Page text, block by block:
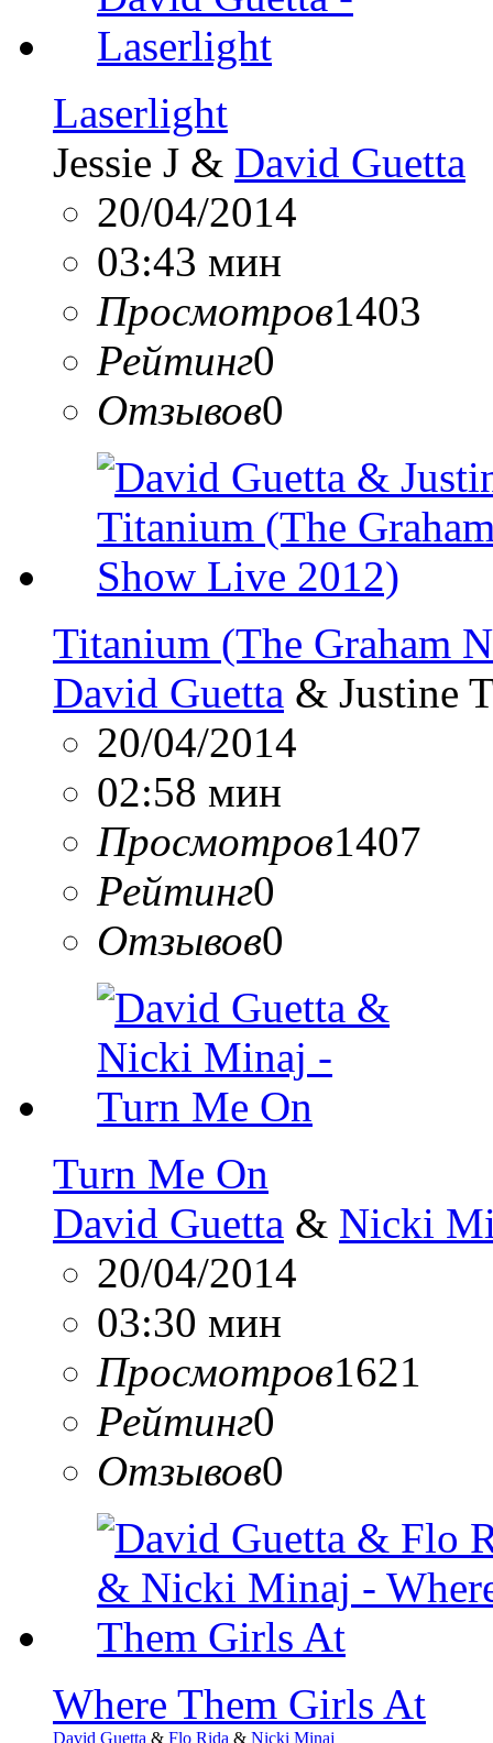
Laserlight
Jessie J & David Guetta
20/04/2014
03:43 мин
Просмотров1403
Рейтинг0
Отзывов0
Titanium (The Graham
David Guetta & Justine
20/04/2014
02:58 мин
Просмотров1407
Рейтинг0
Отзывов0
Turn Me On
David Guetta & Nicki
20/04/2014
03:30 мин
Просмотров1621
Рейтинг0
Отзывов0
Where Them Girls At
David Guetta & Flo Rida & Nicki Minaj